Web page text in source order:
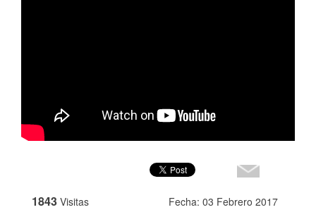
1843 Visitas Fecha: 03 Febrero 2017